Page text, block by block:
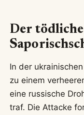
Der
In der
zu einem
eine russische
traf. Die Attacke